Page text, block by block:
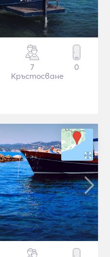
7
Кръстосване
0